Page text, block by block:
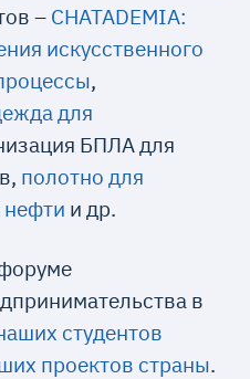
– CHATADEMIA:
искусственного
,
для
БПЛА для
полотно для
и др.
в
студентов
проектов страны.